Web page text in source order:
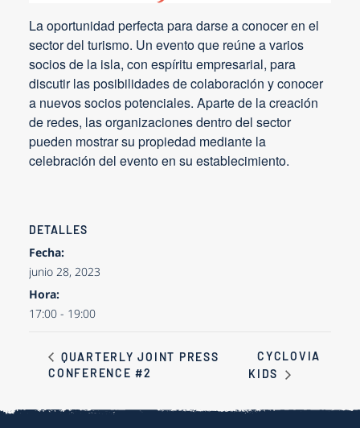
La oportunidad perfecta para darse a conocer en el
sector del turismo. Un evento que reúne a varios
socios de la isla, con espíritu empresarial, para
discutir las posibilidades de colaboración y conocer
a nuevos socios potenciales. Aparte de la creación
de redes, las organizaciones dentro del sector
pueden mostrar su propiedad mediante la
celebración del evento en su establecimiento.
DETALLES
Fecha:
junio 28, 2023
Hora:
17:00 - 19:00
QUARTERLY JOINT PRESS
CONFERENCE #2
CYCLOVIA
KIDS